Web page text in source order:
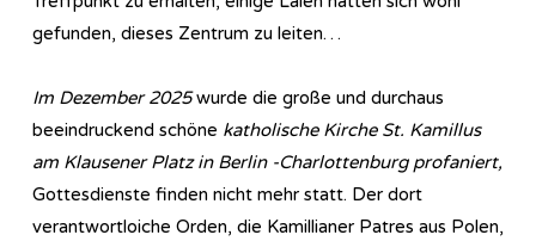
gefunden, dieses Zentrum zu leiten…
Im Dezember 2025wurde die große und durchaus
beeindruckend schöne katholische Kirche St. Kamillus
am Klausener Platz in Berlin -Charlottenburg profaniert,
Gottesdienste finden nicht mehr statt. Der dort
verantwortloiche Orden, die Kamillianer Patres aus Polen,